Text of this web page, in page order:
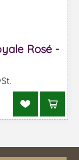
Rosé -